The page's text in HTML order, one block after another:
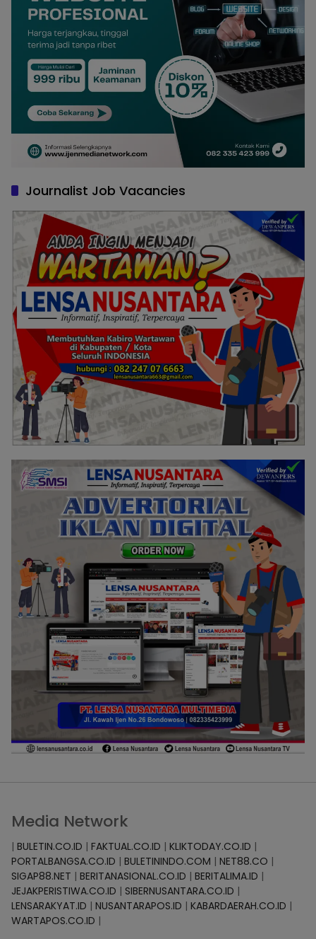
Journalist Job Vacancies
Media Network
| BULETIN.CO.ID | FAKTUAL.CO.ID | KLIKTODAY.CO.ID |
PORTALBANGSA.CO.ID | BULETININDO.COM | NET88.CO |
SIGAP88.NET | BERITANASIONAL.CO.ID | BERITALIMA.ID |
JEJAKPERISTIWA.CO.ID | SIBERNUSANTARA.CO.ID |
LENSARAKYAT.ID | NUSANTARAPOS.ID | KABARDAERAH.CO.ID |
WARTAPOS.CO.ID |